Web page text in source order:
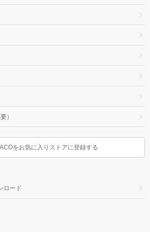
）
をお気に入りストアに登録する
ロード